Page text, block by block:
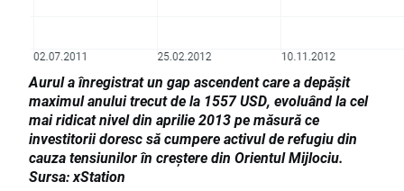
Aurul a înregistrat un gap ascendent care a depășit
maximul anului trecut de la 1557 USD, evoluând la cel
mai ridicat nivel din aprilie 2013 pe măsură ce
investitorii doresc să cumpere activul de refugiu din
cauza tensiunilor în creștere din Orientul Mijlociu.
Sursa: xStation